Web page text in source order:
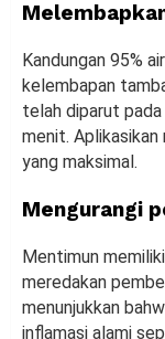
Kandungan 95%
kelembapan
telah diparut pada
menit.
yang maksimal.
Mengurangi
Mentimun
meredakan
menunjukkan
inflamasi alami